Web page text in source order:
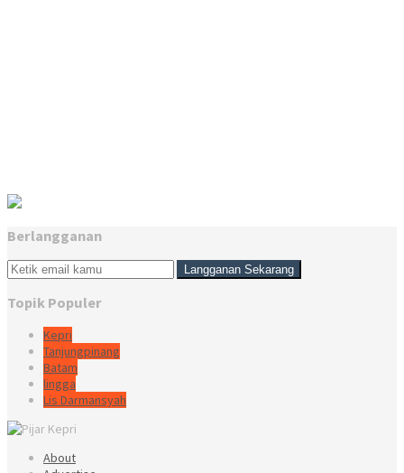
Berlangganan
Topik Populer
Kepri
Tanjungpinang
Batam
lingga
Lis Darmansyah
About